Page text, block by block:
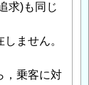
求)も同じ
ません。
，乗客に対